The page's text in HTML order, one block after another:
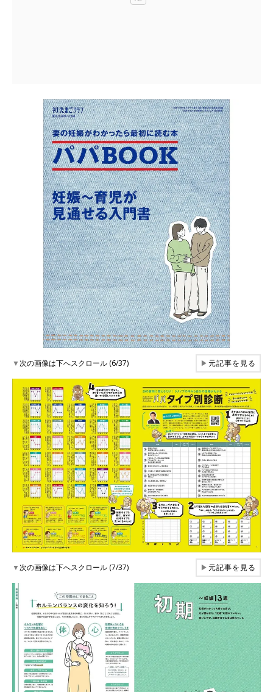
▼次の画像は下へスクロール (6/37) ▶元記事を見る
▼次の画像は下へスクロール (7/37) ▶元記事を見る